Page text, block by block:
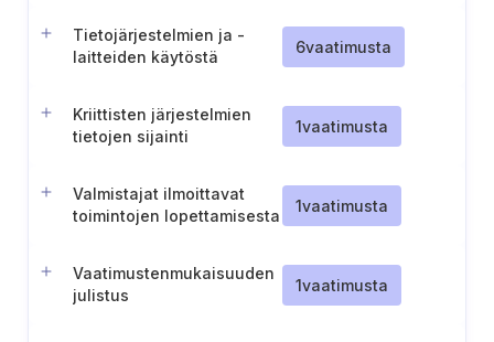
Tietojärjestelmien ja -
laitteiden käytöstä
6vaatimusta
Kriittisten järjestelmien
tietojen sijainti
1vaatimusta
Valmistajat ilmoittavat
toimintojen lopettamisesta
1vaatimusta
Vaatimustenmukaisuuden
julistus
1vaatimusta